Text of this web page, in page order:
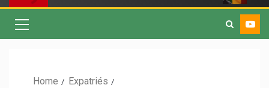
Home
Expatriés